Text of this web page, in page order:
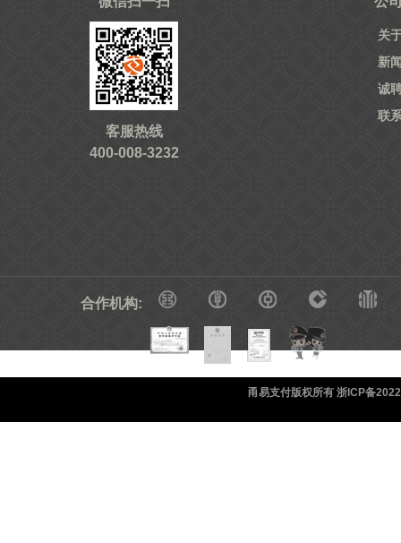
客服热线
400-008-3232
关
新
诚
联
合作机构:
甬易支付版权所有 浙ICP备